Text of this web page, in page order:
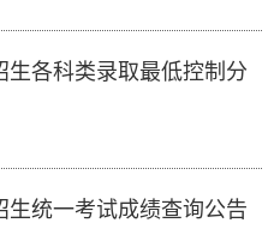
生各科类录取最低控制分
生统一考试成绩查询公告